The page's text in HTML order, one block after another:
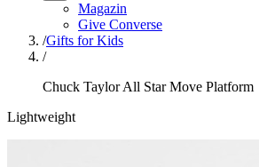
Magazin
Give Converse
/Gifts for Kids
/
Chuck Taylor All Star Move Platform
Lightweight